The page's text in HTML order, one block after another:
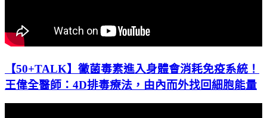
【50+TALK】黴菌毒素進入身體會消耗免疫系統！
王偉全醫師：4D排毒療法，由內而外找回細胞能量